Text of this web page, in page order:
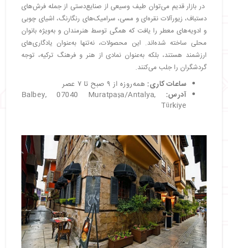
در بازار قدیم می‌توان طیف وسیعی از صنایع‌دستی از جمله فرش‌های
دستباف، زیورآلات نقره‌ای و مسی، سرامیک‌های رنگارنگ، اشیای چوبی
و ادویه‌های معطر را یافت که همگی توسط هنرمندان و به‌ویژه بانوان
محلی ساخته شده‌اند. این محصولات، نه‌تنها به‌عنوان یادگاری‌های
ارزشمند هستند، بلکه به‌عنوان نمادی از هنر و فرهنگ ترکیه، توجه
گردشگران را جلب می‌کنند.
ساعات کاری: همه‌روزه از ۹ صبح تا ۷ عصر
آدرس:
Balbey, 07040 Muratpaşa/Antalya,
Türkiye